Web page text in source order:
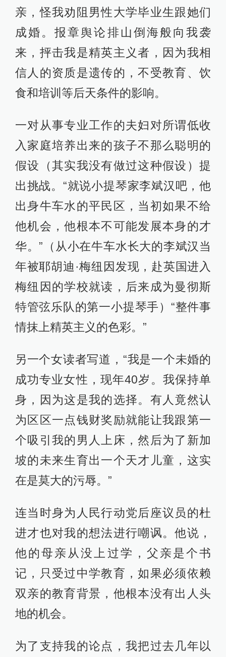
亲，怪我劝阻男性大学毕业生跟她们
成婚。报章舆论排山倒海般向我袭
来，抨击我是精英主义者，因为我相
信人的资质是遗传的，不受教育、饮
食和培训等后天条件的影响。
一对从事专业工作的夫妇对所谓低收
入家庭培养出来的孩子不那么聪明的
假设（其实我没有做过这种假设）提
出挑战。“就说小提琴家李斌汉吧，他
出身牛车水的平民区，当初如果不给
他机会，他根本不可能发展本身的才
华。”（从小在牛车水长大的李斌汉当
年被耶胡迪·梅纽因发现，赴英国进入
梅纽因的学校就读，后来成为曼彻斯
特管弦乐队的第一小提琴手）“整件事
情抹上精英主义的色彩。”
另一个女读者写道，“我是一个未婚的
成功专业女性，现年40岁。我保持单
身，因为这是我的选择。有人竟然认
为区区一点钱财奖励就能让我跟第一
个吸引我的男人上床，然后为了新加
坡的未来生育出一个天才儿童，这实
在是莫大的污辱。”
连当时身为人民行动党后座议员的杜
进才也对我的想法进行嘲讽。他说，
他的母亲从没上过学，父亲是个书
记，只受过中学教育，如果必须依赖
双亲的教育背景，他根本没有出人头
地的机会。
为了支持我的论点，我把过去几年以